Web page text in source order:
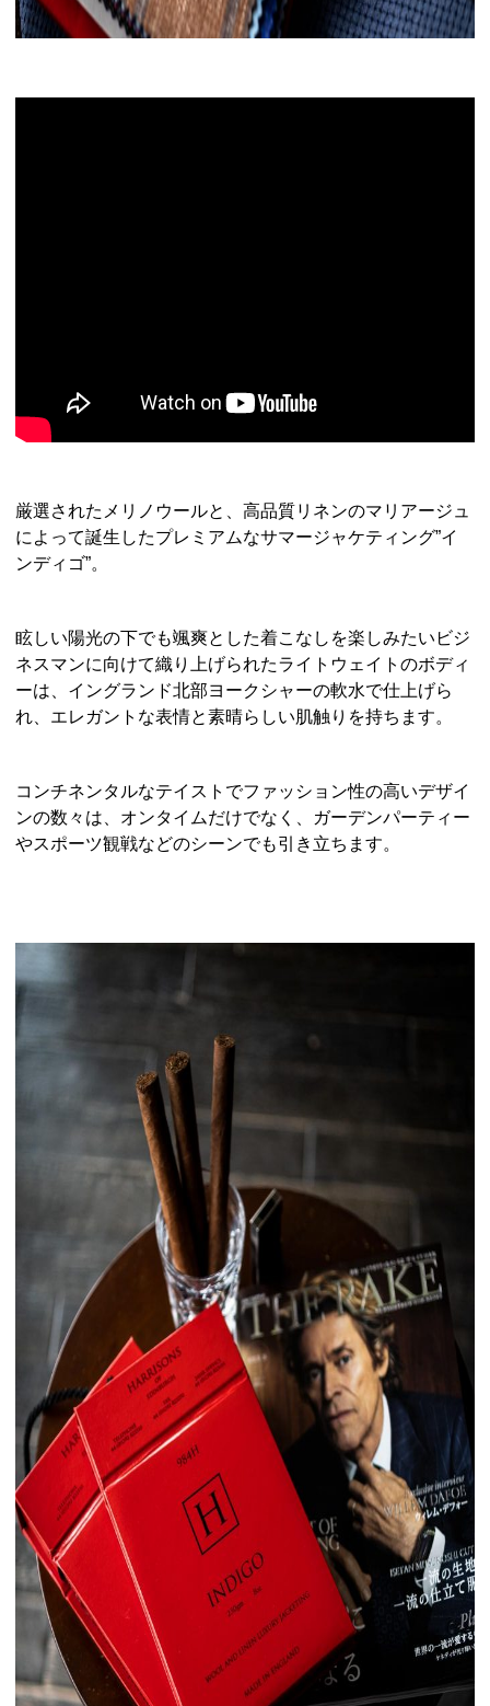
厳選されたメリノウールと、高品質リネンのマリアージュ
によって誕生したプレミアムなサマージャケティング”イ
ンディゴ”。
眩しい陽光の下でも颯爽とした着こなしを楽しみたいビジ
ネスマンに向けて織り上げられたライトウェイトのボディ
ーは、イングランド北部ヨークシャーの軟水で仕上げら
れ、エレガントな表情と素晴らしい肌触りを持ちます。
コンチネンタルなテイストでファッション性の高いデザイ
ンの数々は、オンタイムだけでなく、ガーデンパーティー
やスポーツ観戦などのシーンでも引き立ちます。